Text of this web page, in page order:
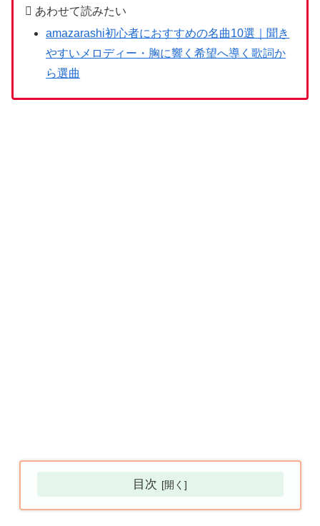
amazarashi初心者におすすめの名曲10選｜聞き
やすいメロディー・胸に響く希望へ導く歌詞か
ら選曲
目次